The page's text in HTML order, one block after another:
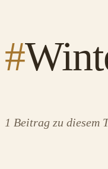
#
1 Beitrag zu diesem